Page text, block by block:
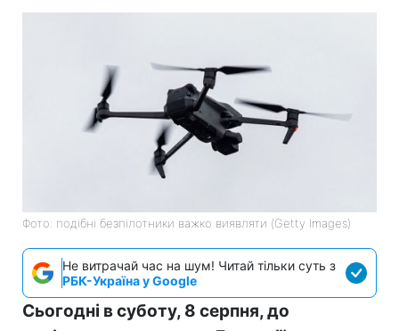
Фото: подібні безпілотники важко виявляти (Getty Images)
Не витрачай час на шум! Читай тільки суть з
РБК-Україна у Google
Сьогодні в суботу, 8 серпня, до